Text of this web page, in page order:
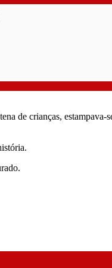
de crianças, estampava-